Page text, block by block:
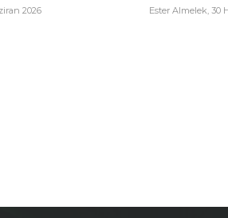
2026